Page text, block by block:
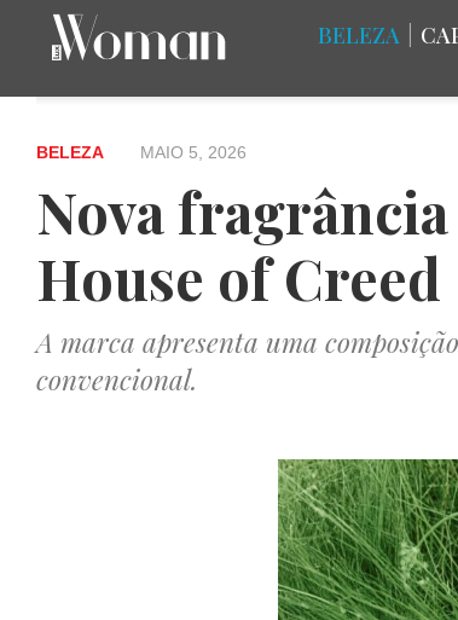
BELEZA
BELEZA MAIO 5, 2026
Nova
House of Creed
A marca apresenta uma
convencional.